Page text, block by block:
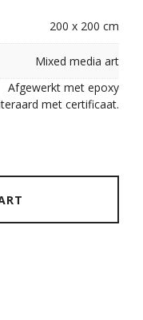
200 x 200 cm
Mixed media art
Afgewerkt met epoxy
met certificaat.